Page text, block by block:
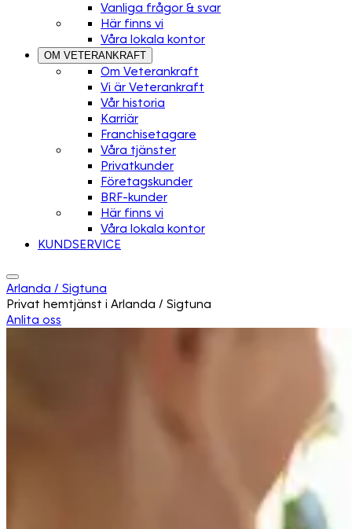
Vanliga frågor & svar
Här finns vi
Våra lokala kontor
OM VETERANKRAFT
Om Veterankraft
Vi är Veterankraft
Vår historia
Karriär
Franchisetagare
Våra tjänster
Privatkunder
Företagskunder
BRF-kunder
Här finns vi
Våra lokala kontor
KUNDSERVICE
Arlanda / Sigtuna
Privat hemtjänst i Arlanda / Sigtuna
Anlita oss